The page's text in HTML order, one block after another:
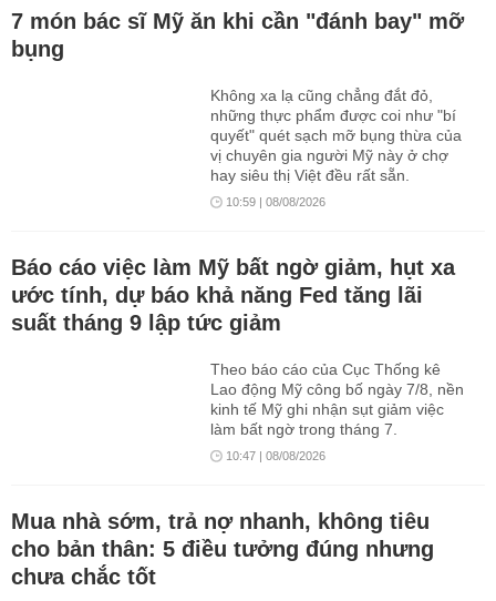
7 món bác sĩ Mỹ ăn khi cần "đánh bay" mỡ
bụng
Không xa lạ cũng chẳng đắt đỏ,
những thực phẩm được coi như "bí
quyết" quét sạch mỡ bụng thừa của
vị chuyên gia người Mỹ này ở chợ
hay siêu thị Việt đều rất sẵn.
10:59 | 08/08/2026
Báo cáo việc làm Mỹ bất ngờ giảm, hụt xa
ước tính, dự báo khả năng Fed tăng lãi
suất tháng 9 lập tức giảm
Theo báo cáo của Cục Thống kê
Lao động Mỹ công bố ngày 7/8, nền
kinh tế Mỹ ghi nhận sụt giảm việc
làm bất ngờ trong tháng 7.
10:47 | 08/08/2026
Mua nhà sớm, trả nợ nhanh, không tiêu
cho bản thân: 5 điều tưởng đúng nhưng
chưa chắc tốt